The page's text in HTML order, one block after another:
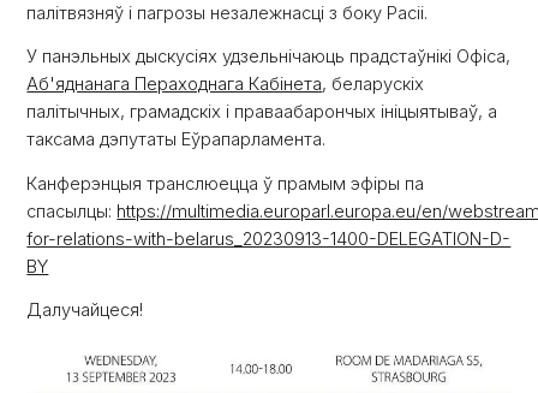
палітвязняў і пагрозы незалежнасці з боку Расіі.
У панэльных дыскусіях удзельнічаюць прадстаўнікі Офіса,
Аб'яднанага Пераходнага Кабінета, беларускіх
палітычных, грамадскіх і праваабарончых ініцыятываў, а
таксама дэпутаты Еўрапарламента.
Канферэнцыя транслюецца ў прамым эфіры па
спасылцы: https://multimedia.europarl.europa.eu/en/
for-relations-with-belarus_20230913-1400-DELEGATION-D-
BY
Далучайцеся!